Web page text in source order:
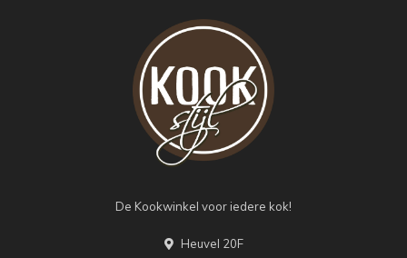
De Kookwinkel voor iedere kok!
Heuvel 20F